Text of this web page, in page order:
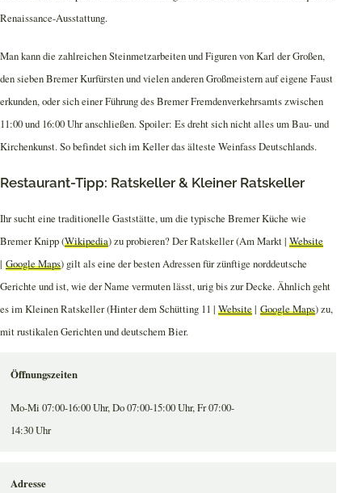
Renaissance-Ausstattung.
Man kann die zahlreichen Steinmetzarbeiten und Figuren von Karl der Großen,
den sieben Bremer Kurfürsten und vielen anderen Großmeistern auf eigene Faust
erkunden, oder sich einer Führung des Bremer Fremdenverkehrsamts zwischen
11:00 und 16:00 Uhr anschließen. Spoiler: Es dreht sich nicht alles um Bau- und
Kirchenkunst. So befindet sich im Keller das älteste Weinfass Deutschlands.
Restaurant-Tipp: Ratskeller & Kleiner Ratskeller
Ihr sucht eine ​​traditionelle Gaststätte, um die typische Bremer Küche wie
Bremer Knipp (Wikipedia) zu probieren? Der Ratskeller (Am Markt | Website
| Google Maps) gilt als eine der besten Adressen für zünftige norddeutsche
Gerichte und ist, wie der Name vermuten lässt, urig bis zur Decke. Ähnlich geht
es im Kleinen Ratskeller (Hinter dem Schütting 11 | Website| Google Maps) zu,
mit rustikalen Gerichten und deutschem Bier.
Öffnungszeiten
Mo-Mi 07:00-16:00 Uhr, Do 07:00-15:00 Uhr, Fr 07:00-
14:30 Uhr
Adresse